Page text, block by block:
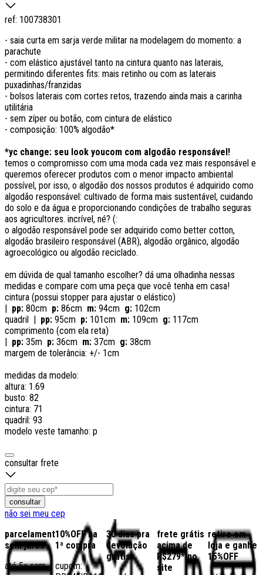
ref: 100738301
- saia curta em sarja verde militar na modelagem do momento: a
parachute
- com elástico ajustável tanto na cintura quanto nas laterais,
permitindo diferentes fits: mais retinho ou com as laterais
puxadinhas/franzidas
- bolsos laterais com cortes retos, trazendo ainda mais a carinha
utilitária
- sem zíper ou botão, com cintura de elástico
- composição: 100% algodão*
*yc change: seu look youcom com algodão responsável!
temos o compromisso com uma moda cada vez mais responsável e
queremos oferecer produtos com o menor impacto ambiental
possível, por isso, o algodão dos nossos produtos é adquirido como
algodão responsável: cultivado de forma mais sustentável, cuidando
do solo e da água e proporcionando condições de trabalho seguras
aos agricultores. incrível, né? (:
o algodão responsável pode ser adquirido como better cotton,
algodão brasileiro responsável (ABR), algodão orgânico, algodão
agroecológico ou algodão reciclado.
em dúvida de qual tamanho escolher? dá uma olhadinha nessas
medidas e compare com uma peça que você tenha em casa!
cintura (possui stopper para ajustar o elástico)
| pp: 80cm p: 86cm m: 94cm g: 102cm
quadril | pp: 95cm p: 101cm m: 109cm g: 117cm
comprimento (com ela reta)
| pp: 35m p: 36cm m: 37cm g: 38cm
margem de tolerância: +/- 1cm
medidas da modelo:
altura: 1.69
busto: 82
cintura: 71
quadril: 93
modelo veste tamanho: p
consultar frete
consultar
não sei meu cep
parcelamento
sem juros
até 5x sem
10%OFF na
1ª compra
cupom:
30 dias pra
devolução
grátis
frete grátis
acima de
R$279* no
site
retire em
loja e ganhe
15%OFF